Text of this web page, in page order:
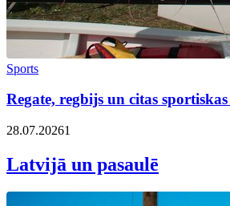
Sports
Regate, regbijs un citas
28.07.20261
Latvijā un pasaulē